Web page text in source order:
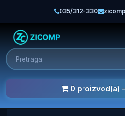
035/312-330
0 proizvod(a)